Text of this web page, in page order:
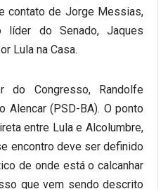
contato de Jorge Messias,
líder do Senado, Jaques
Lula na Casa.
Congresso, Randolfe
Alencar (PSD-BA). O ponto
entre Lula e Alcolumbre,
encontro deve ser definido
de onde está o calcanhar
que vem sendo descrito